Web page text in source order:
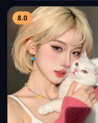
伦…
8.0